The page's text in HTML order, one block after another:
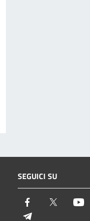
SEGUICI SU
Facebook Twitter